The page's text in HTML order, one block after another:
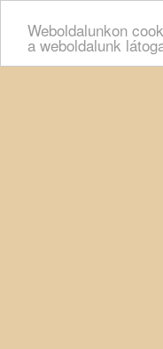
Weboldalunkon
a weboldalunk